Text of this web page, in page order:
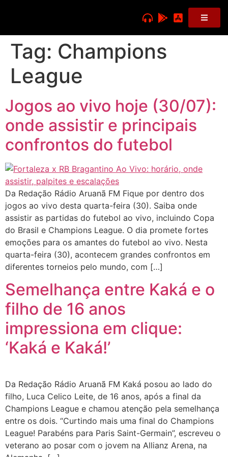
Tag: Champions
League
Jogos ao vivo hoje (30/07):
onde assistir e principais
confrontos do futebol
Da Redação Rádio Aruanã FM Fique por dentro dos
jogos ao vivo desta quarta-feira (30). Saiba onde
assistir as partidas do futebol ao vivo, incluindo Copa
do Brasil e Champions League. O dia promete fortes
emoções para os amantes do futebol ao vivo. Nesta
quarta-feira (30), acontecem grandes confrontos em
diferentes torneios pelo mundo, com […]
Semelhança entre Kaká e o
filho de 16 anos
impressiona em clique:
‘Kaká e Kaká!’
Da Redação Rádio Aruanã FM Kaká posou ao lado do
filho, Luca Celico Leite, de 16 anos, após a final da
Champions League e chamou atenção pela semelhança
entre os dois. “Curtindo mais uma final do Champions
League! Parabéns para Paris Saint-Germain”, escreveu o
veterano ao posar com o jovem na Allianz Arena, na